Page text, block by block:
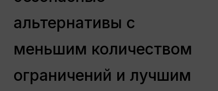
альтернативы с
меньшим количеством
ограничений и лучшим